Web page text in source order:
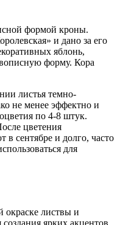
формой кроны.
и дано за его
яблонь,
форму. Кора
листья темно-
не менее эффектно и
по 4-8 штук.
цветения
сентябре и долго, часто
для
окраске листвы и
ярких акцентов